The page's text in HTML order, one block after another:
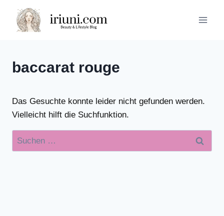
Inhalt
springen
baccarat rouge
Das Gesuchte konnte leider nicht gefunden werden.
Vielleicht hilft die Suchfunktion.
Suchen
nach: